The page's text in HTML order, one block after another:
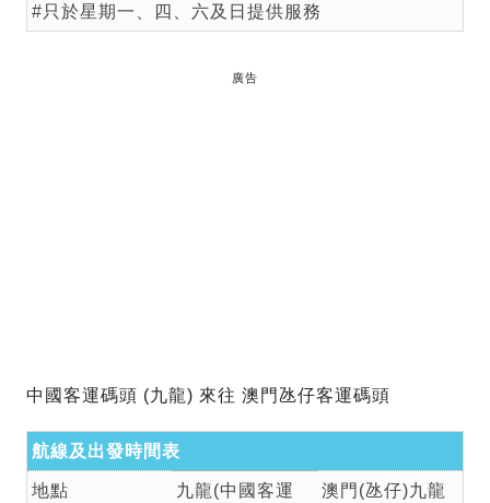
#只於星期一、四、六及日提供服務
廣告
中國客運碼頭 (九龍) 來往 澳門氹仔客運碼頭
航線及出發時間表
地點
九龍(中國客運
澳門(氹仔)九龍